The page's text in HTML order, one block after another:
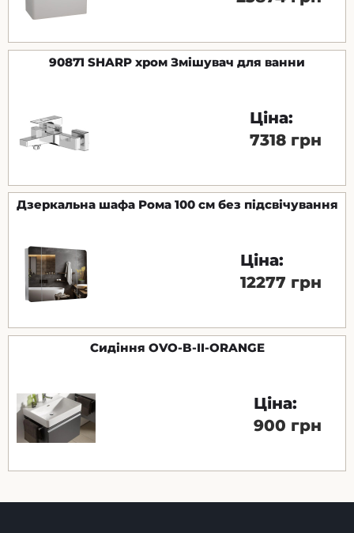
90871 SHARP хром Змішувач для ванни
Ціна:
7318 грн
Дзеркальна шафа Рома 100 см без підсвічування
Ціна:
12277 грн
Сидіння OVO-B-II-ORANGE
Ціна:
900 грн